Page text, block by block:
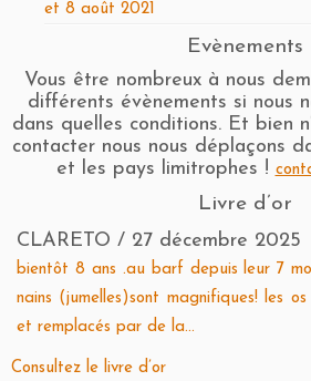
et 8 août 2021
Evènements
Vous être nombreux à nous
différents évènements si nous
dans quelles conditions. Et bien
contacter nous nous déplaçons
et les pays limitrophes !
Livre d’or
CLARETO / 27 décembre 2025
bientôt 8 ans .au barf depuis leur 7
nains (jumelles)sont magnifiques! les os
et remplacés par de la...
Pierre DESSIRIER/31 août 2021
Bonjour à Toutes et Tous, J'ai eu
nombreuses années (4) toutes on
tous étaient un peu "corpulentes"...toutes
Consultez le livre d’or